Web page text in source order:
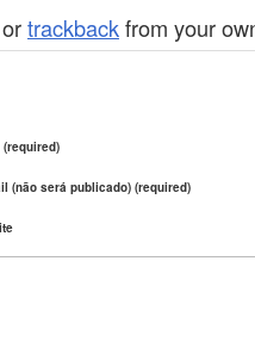
trackbackfrom your
(required)
(não será publicado) (required)